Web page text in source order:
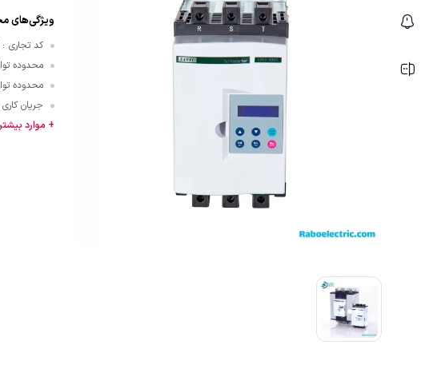
ابزار دقیق و ترانسمیتر
تجهیزات کنترلر
لوازم اندازه گیری
لیمیت سوئیچ
انکودر
کوپلینگ
ویژگی‌های
کد تجاری :
محدوده
محدوده
جریان کاری
+ موارد